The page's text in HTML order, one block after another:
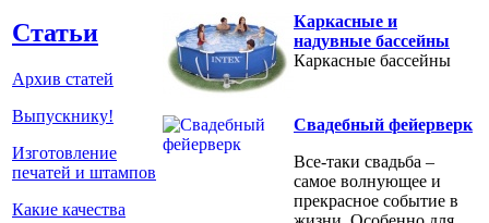
Статьи
Архив статей
Выпускнику!
Изготовление
печатей и штампов
Какие качества
Каркасные и
надувные бассейны
Каркасные бассейны
Свадебный фейерверк
Все-таки свадьба –
самое волнующее и
прекрасное событие в